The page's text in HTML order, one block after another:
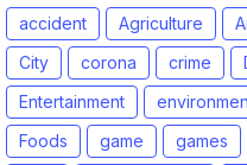
accident Agriculture
City
corona crime
Entertainment
Foods
game games